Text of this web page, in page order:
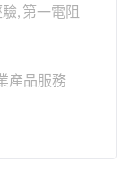
, 第一電阻
產品服務